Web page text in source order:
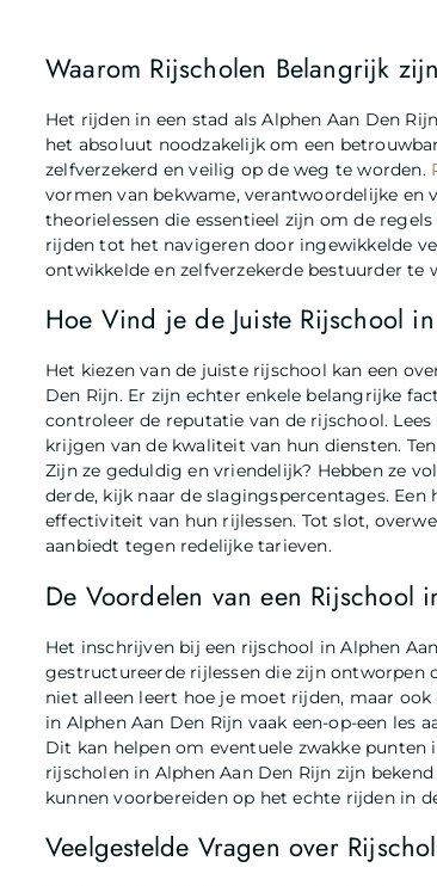
Waarom Rijscholen Belangrijk
Het rijden in een stad als Alphen Aan Den
het absoluut noodzakelijk om een
zelfverzekerd en veilig op de weg te worden.
vormen van bekwame, verantwoordelijke en
theorielessen die essentieel zijn om de
rijden tot het navigeren door ingewikkelde
ontwikkelde en zelfverzekerde bestuurder te
Hoe Vind je de Juiste Rijschool
Het kiezen van de juiste rijschool kan een
Den Rijn. Er zijn echter enkele belangrijke
controleer de reputatie van de rijschool.
krijgen van de kwaliteit van hun diensten.
Zijn ze geduldig en vriendelijk? Hebben ze
derde, kijk naar de slagingspercentages.
effectiviteit van hun rijlessen. Tot slot,
aanbiedt tegen redelijke tarieven.
De Voordelen van een Rijschool
Het inschrijven bij een rijschool in Alphen
gestructureerde rijlessen die zijn ontworpen
niet alleen leert hoe je moet rijden, maar
in Alphen Aan Den Rijn vaak een-op-een
Dit kan helpen om eventuele zwakke punten
rijscholen in Alphen Aan Den Rijn zijn
kunnen voorbereiden op het echte rijden in
Veelgestelde Vragen over